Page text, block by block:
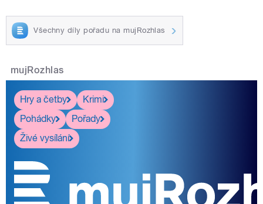
Všechny díly pořadu na mujRozhlas
mujRozhlas
Hry a četby
Krimi
Pohádky
Pořady
Živé vysílání